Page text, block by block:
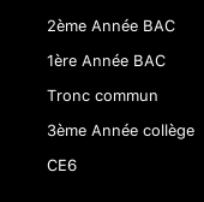
2ème Année BAC
1ère Année BAC
Tronc commun
3ème Année collège
CE6